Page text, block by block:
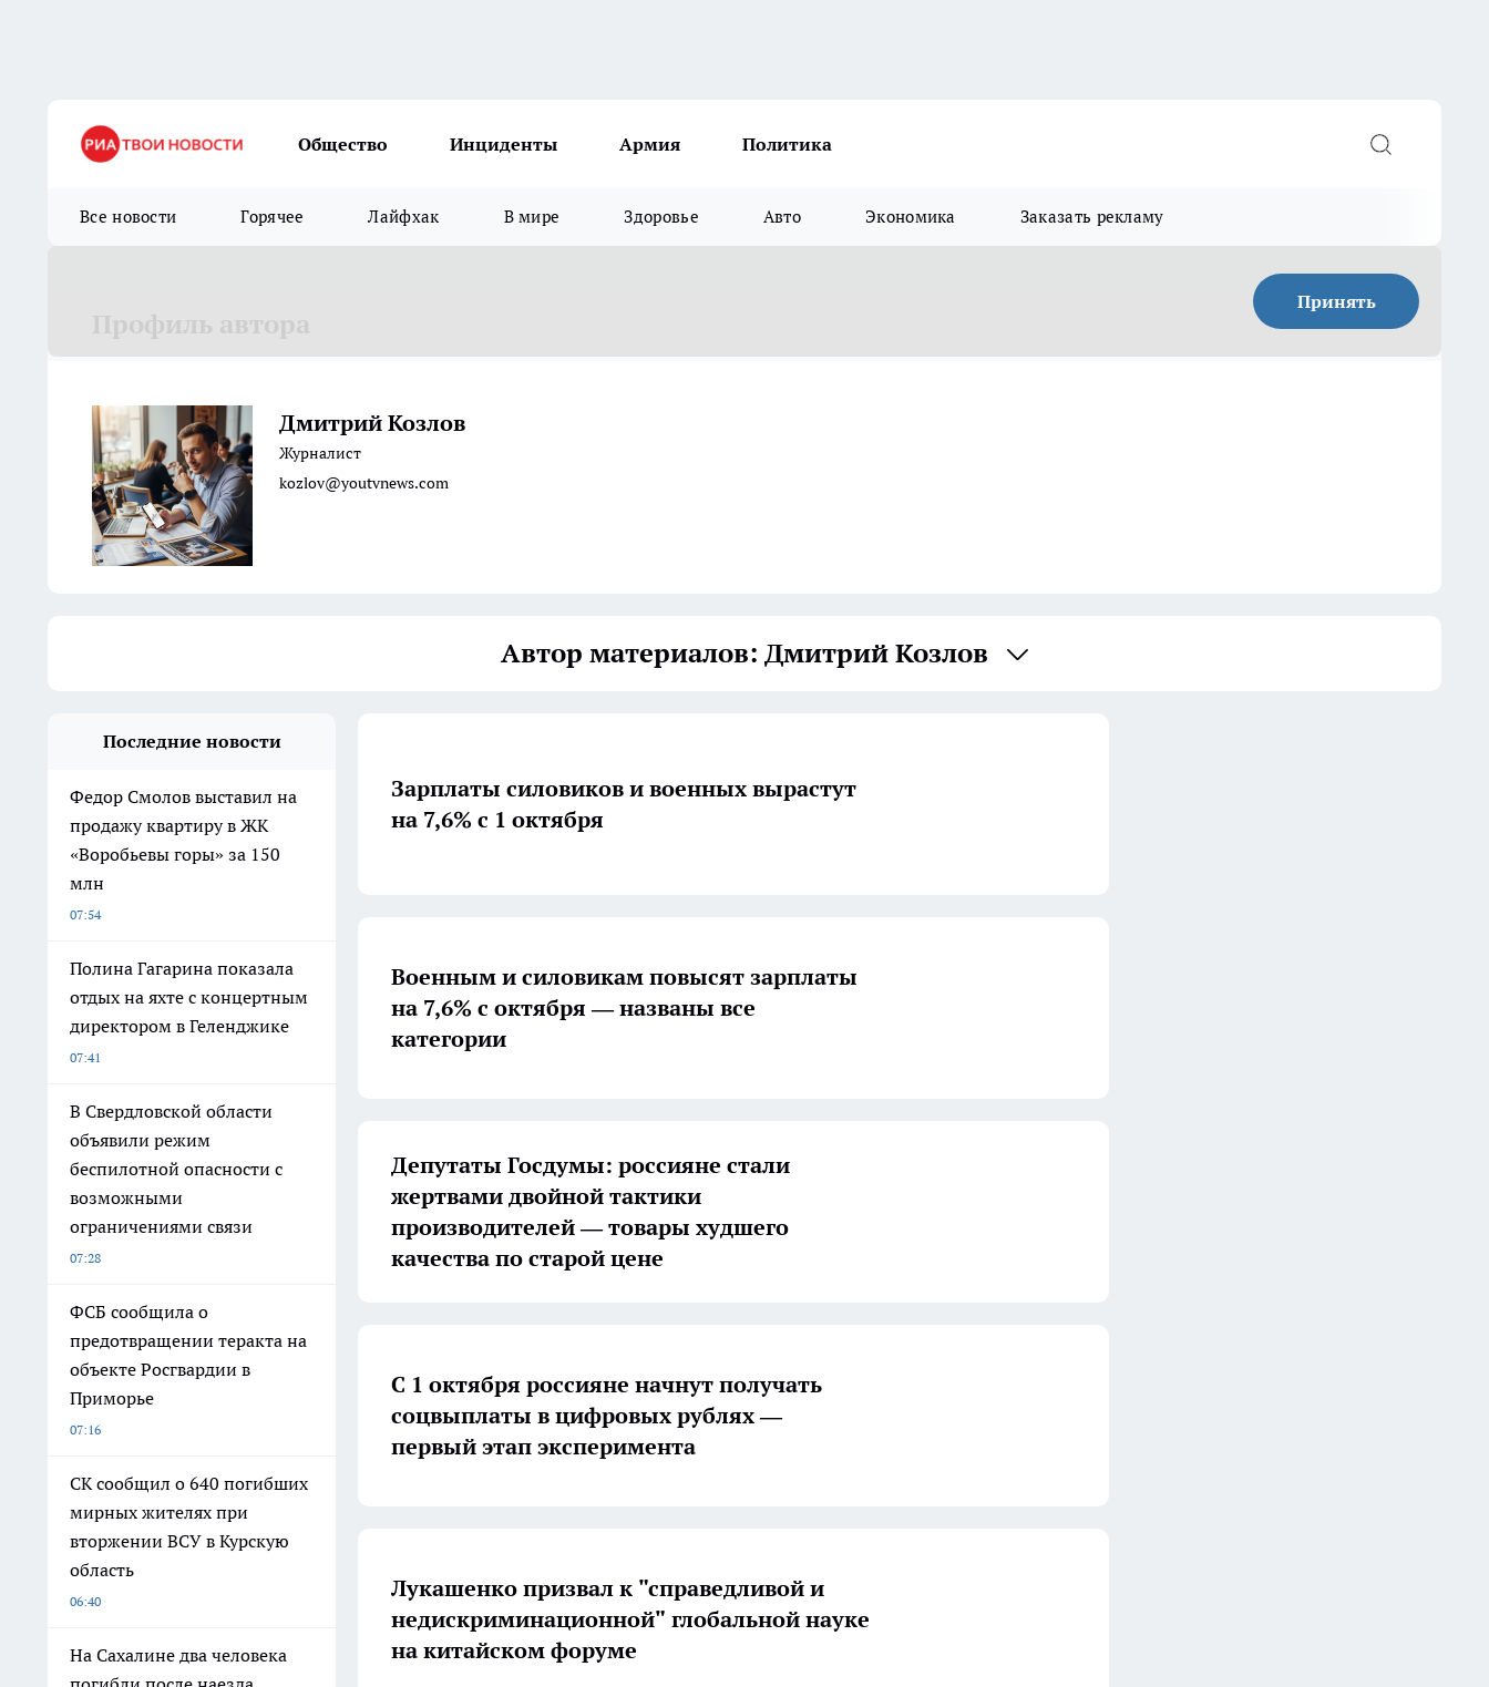
Общество Инциденты Армия Политика
Все новости Горячее Лайфхак В мире Здоровье Авто Экономика Заказать рекламу
Принять
Дмитрий Козлов
Журналист
kozlov@youtvnews.com
Автор материалов: Дмитрий Козлов
Последние новости
Федор Смолов выставил на
продажу квартиру в ЖК
«Воробьевы горы» за 150
млн
07:54
Полина Гагарина показала
отдых на яхте с концертным
директором в Геленджике
07:41
В Свердловской области
объявили режим
беспилотной опасности с
возможными
ограничениями связи
07:28
ФСБ сообщила о
предотвращении теракта на
объекте Росгвардии в
Приморье
07:16
СК сообщил о 640 погибших
мирных жителях при
вторжении ВСУ в Курскую
область
06:40
На Сахалине два человека
Зарплаты силовиков и военных вырастут
на 7,6% с 1 октября
Военным и силовикам повысят зарплаты
на 7,6% с октября — названы все
категории
Депутаты Госдумы: россияне стали
жертвами двойной тактики
производителей — товары худшего
качества по старой цене
С 1 октября россияне начнут получать
соцвыплаты в цифровых рублях —
первый этап эксперимента
Лукашенко призвал к "справедливой и
недискриминационной" глобальной науке
на китайском форуме